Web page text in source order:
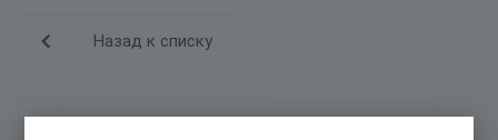
Назад к списку
Следующая статья